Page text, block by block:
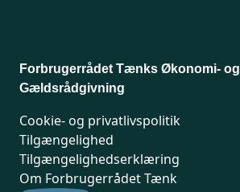
Forbrugerrådet Tænks Økonomi- og
Gældsrådgivning
Cookie- og privatlivspolitik
Tilgængelighed
Tilgængelighedserklæring
Om Forbrugerrådet Tænk